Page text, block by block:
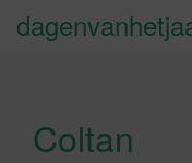
Coltan